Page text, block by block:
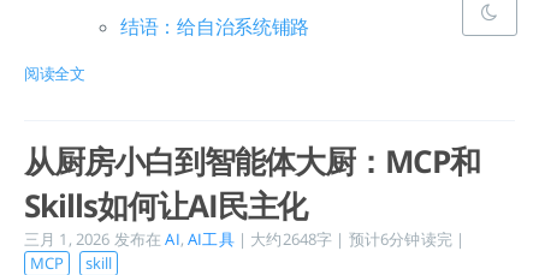
结语：给自治系统铺路
阅读全文
从厨房小白到智能体大厨：MCP和
Skills如何让AI民主化
三月 1, 2026 发布在 AI,AI工具 | 大约2648字 | 预计6分钟读完 |
MCP
skill